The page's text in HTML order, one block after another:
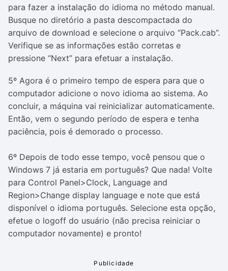
para fazer a instalação do idioma no método manual.
Busque no diretório a pasta descompactada do
arquivo de download e selecione o arquivo “Pack.cab”.
Verifique se as informações estão corretas e
pressione “Next” para efetuar a instalação.
5º Agora é o primeiro tempo de espera para que o
computador adicione o novo idioma ao sistema. Ao
concluir, a máquina vai reinicializar automaticamente.
Então, vem o segundo período de espera e tenha
paciência, pois é demorado o processo.
6º Depois de todo esse tempo, você pensou que o
Windows 7 já estaria em português? Que nada! Volte
para Control Panel>Clock, Language and
Region>Change display language e note que está
disponível o idioma português. Selecione esta opção,
efetue o logoff do usuário (não precisa reiniciar o
computador novamente) e pronto!